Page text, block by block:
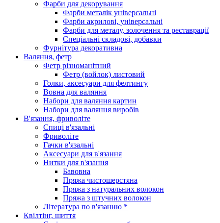
Фарби для декорування
Фарби металік універсальні
Фарби акрилові, універсальні
Фарби для металу, золочення та реставрації
Спеціальні складові, добавки
Фурнітура декоративна
Валяння, фетр
Фетр різноманітний
Фетр (войлок) листовий
Голки, аксесуари для фелтингу
Вовна для валяння
Набори для валяння картин
Набори для валяння виробів
В'язання, фриволіте
Спиці в'язальні
Фриволіте
Гачки в'язальні
Аксесуари для в'язання
Нитки для в'язання
Бавовна
Пряжа чистошерстяна
Пряжа з натуральних волокон
Пряжа з штучних волокон
Література по в'язанню *
Квілтінг, шиття